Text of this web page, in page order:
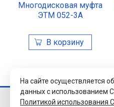
Многодисковая муфта
ЭТМ 052-3А
© 2026 Завод
На сайте осуществляется
данных с использованием
Политикой использования